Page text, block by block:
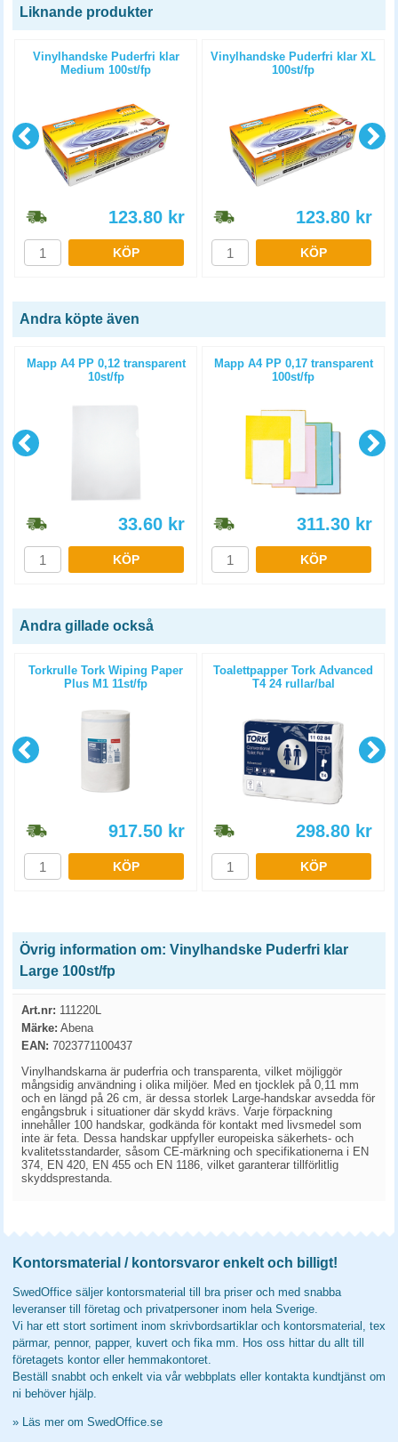
Liknande produkter
Vinylhandske Puderfri klar
Medium 100st/fp
123.80 kr
KÖP
Vinylhandske Puderfri klar XL
100st/fp
123.80 kr
KÖP
Andra köpte även
Mapp A4 PP 0,12 transparent
10st/fp
33.60 kr
KÖP
Mapp A4 PP 0,17 transparent
100st/fp
311.30 kr
KÖP
Andra gillade också
Torkrulle Tork Wiping Paper
Plus M1 11st/fp
917.50 kr
KÖP
Toalettpapper Tork Advanced
T4 24 rullar/bal
298.80 kr
KÖP
Övrig information om: Vinylhandske Puderfri klar
Large 100st/fp
Art.nr: 111220L
Märke: Abena
EAN: 7023771100437
Vinylhandskarna är puderfria och transparenta, vilket möjliggör
mångsidig användning i olika miljöer. Med en tjocklek på 0,11 mm
och en längd på 26 cm, är dessa storlek Large-handskar avsedda för
engångsbruk i situationer där skydd krävs. Varje förpackning
innehåller 100 handskar, godkända för kontakt med livsmedel som
inte är feta. Dessa handskar uppfyller europeiska säkerhets- och
kvalitetsstandarder, såsom CE-märkning och specifikationerna i EN
374, EN 420, EN 455 och EN 1186, vilket garanterar tillförlitlig
skyddsprestanda.
Kontorsmaterial / kontorsvaror enkelt och billigt!
SwedOffice säljer kontorsmaterial till bra priser och med snabba
leveranser till företag och privatpersoner inom hela Sverige.
Vi har ett stort sortiment inom skrivbordsartiklar och kontorsmaterial, tex
pärmar, pennor, papper, kuvert och fika mm. Hos oss hittar du allt till
företagets kontor eller hemmakontoret.
Beställ snabbt och enkelt via vår webbplats eller kontakta kundtjänst om
ni behöver hjälp.
» Läs mer om SwedOffice.se